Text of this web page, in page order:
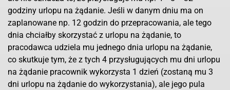
godziny urlopu na żądanie. Jeśli w danym dniu ma on
zaplanowane np. 12 godzin do przepracowania, ale tego
dnia chciałby skorzystać z urlopu na żądanie, to
pracodawca udziela mu jednego dnia urlopu na żądanie,
co skutkuje tym, że z tych 4 przysługujących mu dni urlopu
na żądanie pracownik wykorzysta 1 dzień (zostaną mu 3
dni urlopu na żądanie do wykorzystania), ale jego pula